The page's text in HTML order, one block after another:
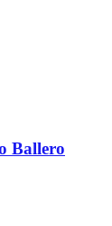
Ballero